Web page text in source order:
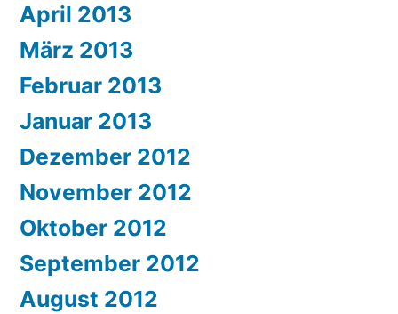
April 2013
März 2013
Februar 2013
Januar 2013
Dezember 2012
November 2012
Oktober 2012
September 2012
August 2012